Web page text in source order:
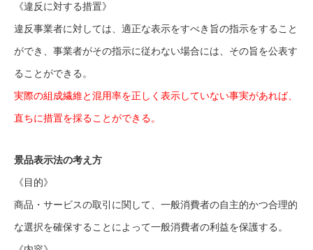
《違反に対する措置》
違反事業者に対しては、適正な表示をすべき旨の指示をすること
ができ、事業者がその指示に従わない場合には、その旨を公表す
ることができる。
実際の組成繊維と混用率を正しく表示していない事実があれば、
直ちに措置を採ることができる。
景品表示法の考え方
《目的》
商品・サービスの取引に関して、一般消費者の自主的かつ合理的
な選択を確保することによって一般消費者の利益を保護する。